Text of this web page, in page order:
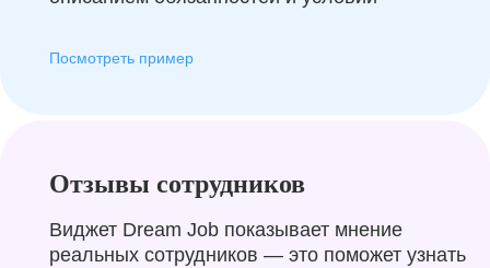
Посмотреть пример
Отзывы сотрудников
Виджет Dream Job показывает мнение
реальных сотрудников — это поможет узнать